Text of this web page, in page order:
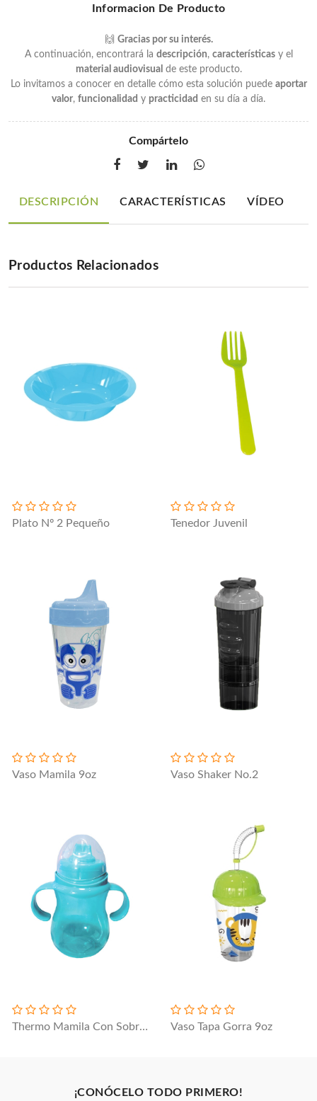
Informacion De Producto
🙌 Gracias por su interés.
A continuación, encontrará la descripción, característicasy el
material audiovisual de este producto.
Lo invitamos a conocer en detalle cómo esta solución puede aportar
valor, funcionalidad y practicidad en su día a día.
Compártelo
DESCRIPCIÓN CARACTERÍSTICAS VÍDEO
Productos Relacionados
Plato Nº 2 Pequeño Tenedor Juvenil
Vaso Mamila 9oz Vaso Shaker No.2
Thermo Mamila Con Sobre Tapa Vaso Tapa Gorra 9oz
¡CONÓCELO TODO PRIMERO!